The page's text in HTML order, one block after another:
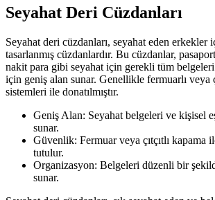
Seyahat Deri Cüzdanları
Seyahat deri cüzdanları, seyahat eden erkekler
tasarlanmış cüzdanlardır. Bu cüzdanlar,
nakit para gibi seyahat için gerekli tüm belgeleri
için geniş alan sunar. Genellikle fermuarlı veya
sistemleri ile donatılmıştır.
Geniş Alan: Seyahat belgeleri ve kişisel
sunar.
Güvenlik: Fermuar veya çıtçıtlı kapama
tutulur.
Organizasyon: Belgeleri düzenli bir
sunar.